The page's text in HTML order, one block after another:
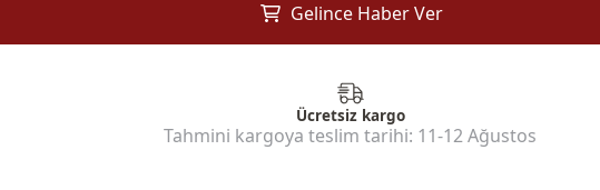
Gelince Haber Ver
Ücretsiz kargo
Tahmini kargoya teslim tarihi: 11-12 Ağustos